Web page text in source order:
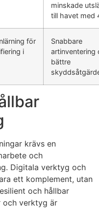
minskade
till havet med
för
i
Snabbare
artinventering
bättre
krävs en
och
Digitala verktyg och
ett komplement, utan
och hållbar
och verktyg är